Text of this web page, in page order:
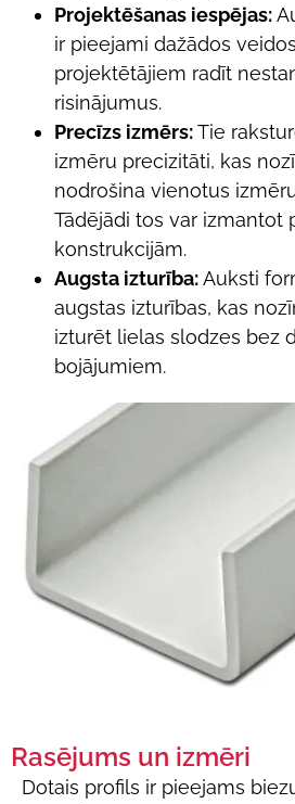
Projektēšanas iespējas:
ir pieejami dažādos
projektētājiem radīt
risinājumus.
Precīzs izmērs:Tie
izmēru precizitāti, kas
nodrošina vienotus
Tādējādi tos var izmantot
konstrukcijām.
Augsta izturība:Auksti
augstas izturības, kas
izturēt lielas slodzes bez
bojājumiem.
Rasējums un izmēri
Dotais profils ir pieejams